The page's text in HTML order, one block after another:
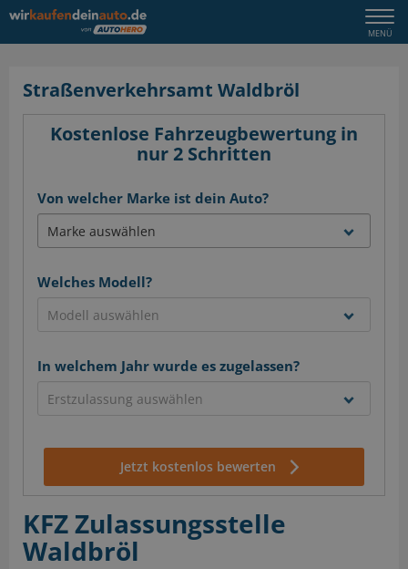
MENÜ
Straßenverkehrsamt Waldbröl
Kostenlose Fahrzeugbewertung in
nur 2 Schritten
Von welcher Marke ist dein Auto?
Welches Modell?
In welchem Jahr wurde es zugelassen?
Jetzt kostenlos bewerten
KFZ Zulassungsstelle
Waldbröl